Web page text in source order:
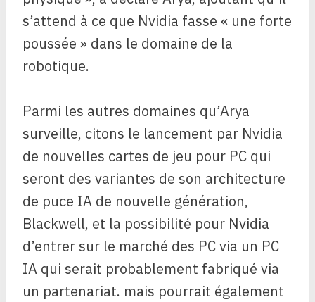
s’attend à ce que Nvidia fasse « une forte
poussée » dans le domaine de la
robotique.
Parmi les autres domaines qu’Arya
surveille, citons le lancement par Nvidia
de nouvelles cartes de jeu pour PC qui
seront des variantes de son architecture
de puce IA de nouvelle génération,
Blackwell, et la possibilité pour Nvidia
d’entrer sur le marché des PC via un PC
IA qui serait probablement fabriqué via
un partenariat. mais pourrait également